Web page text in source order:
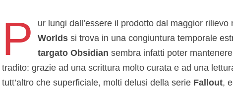
P ur lungi dall’essere il prodotto dal maggior
Worldssi trova in una congiuntura temporale
targato Obsidian sembra infatti poter
tradito: grazie ad una scrittura molto curata e ad una
tutt’altro che superficiale, molti delusi della serie Fallout,